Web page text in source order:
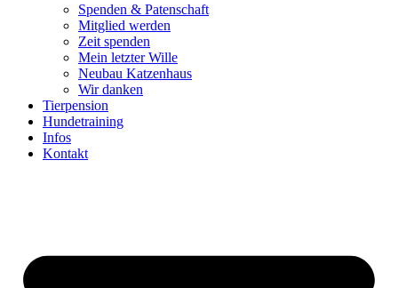
Spenden & Patenschaft
Mitglied werden
Zeit spenden
Mein letzter Wille
Neubau Katzenhaus
Wir danken
Tierpension
Hundetraining
Infos
Kontakt